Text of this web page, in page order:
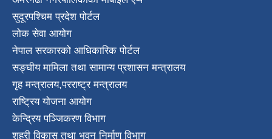
सुदूरपश्चिम प्रदेश पोर्टल
लोक सेवा आयोग
नेपाल सरकारको आधिकारिक पोर्टल
सङ्घीय मामिला तथा सामान्य प्रशासन मन्त्रालय
गृह मन्त्रालय,परराष्ट्र मन्त्रालय
राष्ट्रिय योजना आयोग
केन्द्रिय पञ्जिकरण विभाग
शहरी विकास तथा भवन निर्माण विभाग